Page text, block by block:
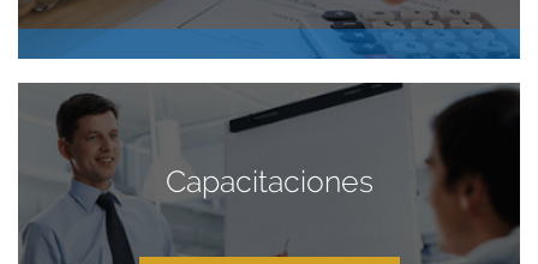
Capacitaciones